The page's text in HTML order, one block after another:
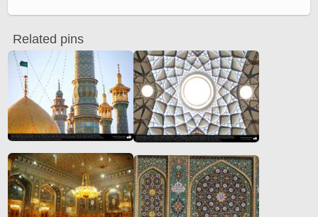
Related pins